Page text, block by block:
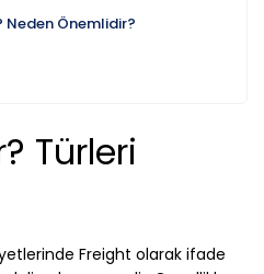
Neden Önemlidir?
Türleri
Freight olarak ifade